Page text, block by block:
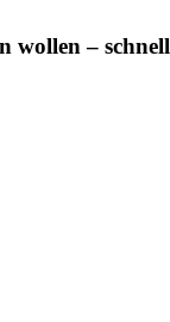
wollen – schnell